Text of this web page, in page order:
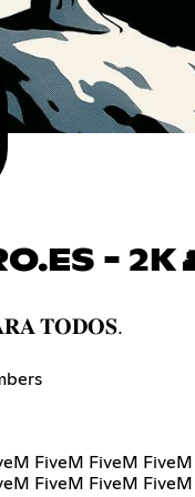
- 2K
𝐓𝐎𝐃𝐎𝐒.
FiveM FiveM
FiveM FiveM